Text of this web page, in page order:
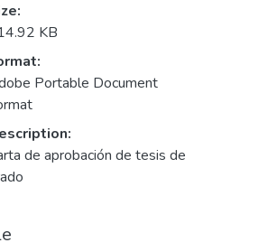
KB
Portable Document
de aprobación de tesis de